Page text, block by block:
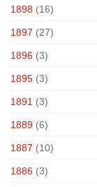
1898 (16)
1897 (27)
1896 (3)
1895 (3)
1891 (3)
1889 (6)
1887 (10)
1886 (3)